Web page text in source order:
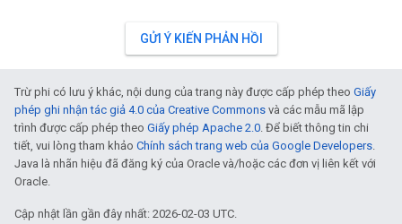
GỬI Ý KIẾN PHẢN HỒI
Trừ phi có lưu ý khác, nội dung của trang này được cấp phép theo Giấy
phép ghi nhận tác giả 4.0 của Creative Commons và các mẫu mã lập
trình được cấp phép theo Giấy phép Apache 2.0. Để biết thông tin chi
tiết, vui lòng tham khảo Chính sách trang web của Google Developers.
Java là nhãn hiệu đã đăng ký của Oracle và/hoặc các đơn vị liên kết với
Oracle.
Cập nhật lần gần đây nhất: 2026-02-03 UTC.